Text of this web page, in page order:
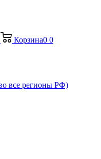
Корзина0 0
все регионы РФ)